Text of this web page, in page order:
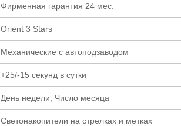
Фирменная гарантия 24 мес.
Orient 3 Stars
Механические с автоподзаводом
+25/-15 секунд в сутки
День недели, Число месяца
Светонакопители на стрелках и метках